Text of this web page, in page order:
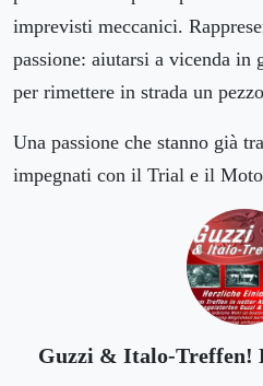
imprevisti meccanici.
passione: aiutarsi a vicenda in
per rimettere in strada un
Una passione che stanno già
impegnati con il Trial e il
Guzzi & Italo-Treffen!